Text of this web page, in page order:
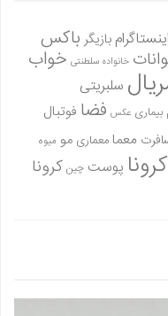
اینستاگرام بازیگر باکس
خانواده سلطنتی خواب
سلبریتی
بیماری عکس فضا فوتبال
معمامعماری مو میوه
پوست چین کرونا